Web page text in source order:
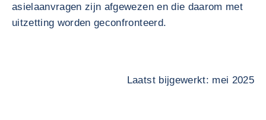
asielaanvragen zijn afgewezen en die daarom met
uitzetting worden geconfronteerd.
Laatst bijgewerkt: mei 2025